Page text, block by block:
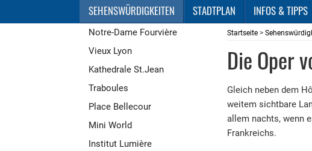
SEHENSWÜRDIGKEITEN STADTPLAN INFOS & TIPPS
Notre-Dame Fourvière
Vieux Lyon
Kathedrale St.Jean
Traboules
Place Bellecour
Mini World
Institut Lumière
Startseite >
Die Oper
Gleich neben dem
weitem sichtbare
allem nachts, wenn
Frankreichs.